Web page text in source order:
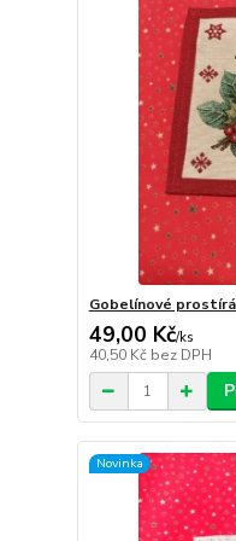
Gobelínové
49,00 Kč/ks
40,50 Kč bez DPH
Novinka